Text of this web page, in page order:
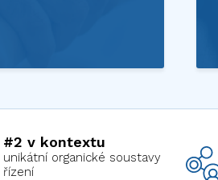
#2 v kontextu
unikátní organické soustavy
řízení